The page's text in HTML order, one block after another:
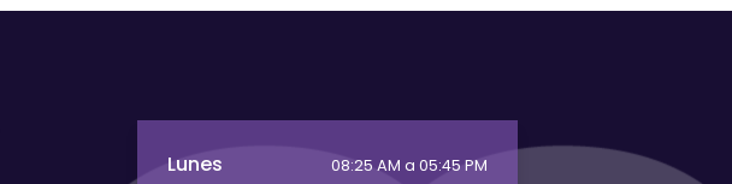
Lunes 08:25 AM a 05:45 PM